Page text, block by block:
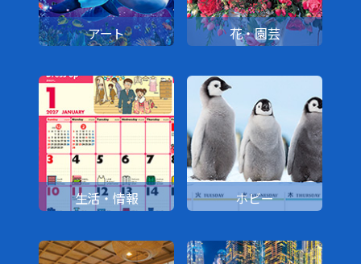
アート 花・園芸
生活・情報 ホビー